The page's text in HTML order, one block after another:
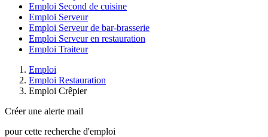
Emploi Second de cuisine
Emploi Serveur
Emploi Serveur de bar-brasserie
Emploi Serveur en restauration
Emploi Traiteur
Emploi
Emploi Restauration
Emploi Crêpier
Créer une alerte mail
pour cette recherche d'emploi